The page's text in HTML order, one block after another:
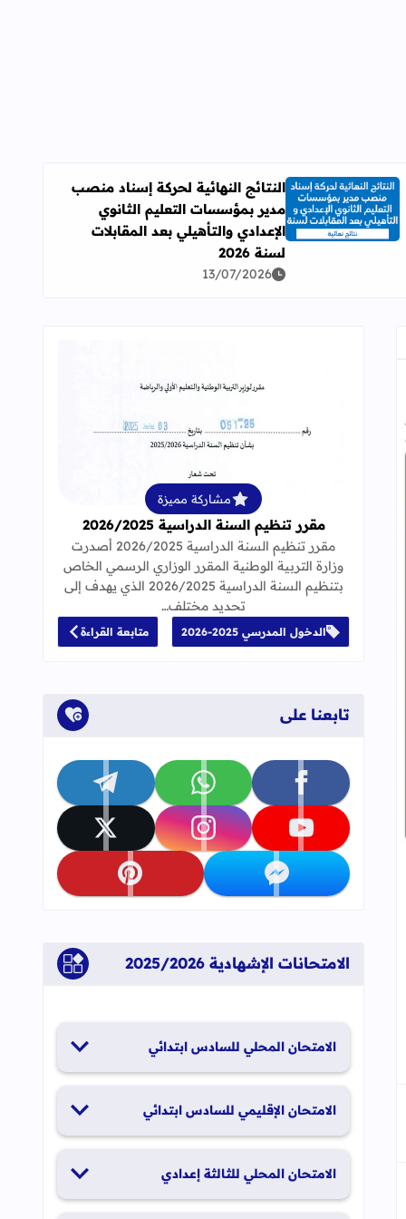
اقرأ المزيد عن النتائج النهائية لحركة إسناد منصب مدير بمؤسسات
النتائج النهائية لحركة إسناد منصب
مدير بمؤسسات التعليم الثانوي
الإعدادي والتأهيلي بعد المقابلات
لسنة 2026
13/07/2026
العلامات المرجعية
قراءة المزيد عن مقرر تنظيم السنة الدراسية
مشاركة مميزة
مقرر تنظيم السنة الدراسية 2026/2025
مقرر تنظيم السنة الدراسية 2026/2025 أصدرت
وزارة التربية الوطنية المقرر الوزاري الرسمي الخاص
بتنظيم السنة الدراسية 2026/2025 الذي يهدف إلى
تحديد مختلف…
الدخول المدرسي 2025-2026 متابعة القراءة
تابعنا على
تابعنا على facebook تابعنا على whatsapp تابعنا على telegram
تابعنا على youtube تابعنا على instagram تابعنا على x
تابعنا على messenger تابعنا على pinterest
الامتحانات الإشهادية 2025/2026
الامتحان المحلي للسادس ابتدائي
الامتحان الإقليمي للسادس ابتدائي
الامتحان المحلي للثالثة إعدادي